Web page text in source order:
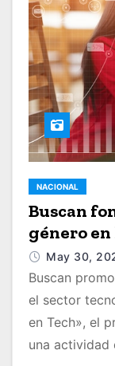
NACIONAL
Buscan
género
May 30,
Buscan
el sector
en Tech», el
una actividad